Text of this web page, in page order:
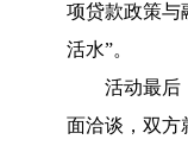
项贷款政策与
活水”。
活动最后
面洽谈，双方